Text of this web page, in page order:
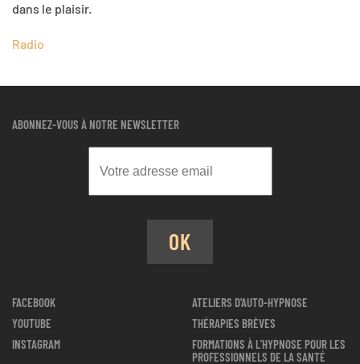
dans le plaisir.
Radio
ABONNEZ-VOUS À NOTRE NEWSLETTER
OK
FACEBOOK
YOUTUBE
INSTAGRAM
ATELIERS D'AUTO-HYPNOSE
THÉRAPIES BRÈVES
FORMATIONS À L'HYPNOSE POUR LES
PROFESSIONNELS DE LA SANTÉ